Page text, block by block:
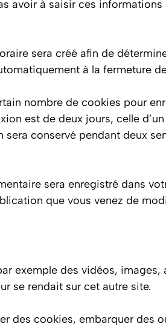
avoir à saisir ces
sera créé afin de
à la fermeture
nombre de cookies pour
est de deux jours, celle
conservé pendant deux
sera enregistré dans
que vous venez de
exemple des vidéos,
se rendait sur cet autre site.
des cookies, embarquer des